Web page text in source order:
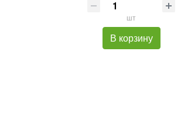
шт
В корзину